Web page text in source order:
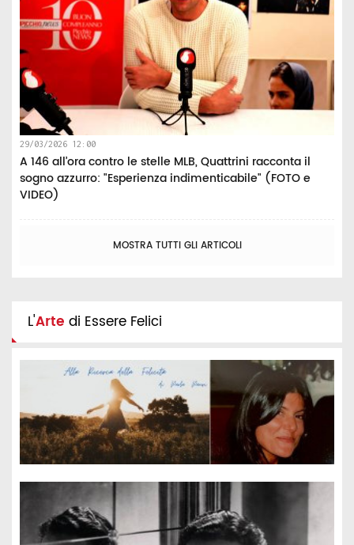
29/03/2026 12:00
A 146 all’ora contro le stelle MLB, Quattrini racconta il
sogno azzurro: "Esperienza indimenticabile" (FOTO e
VIDEO)
MOSTRA TUTTI GLI ARTICOLI
L'Arte di Essere Felici